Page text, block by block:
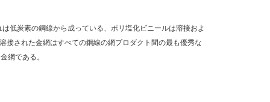
低炭素の鋼線から成っている、ポリ塩化ビニールは溶接およ
接された金網はすべての鋼線の網プロダクト間の最も優秀な
網である。